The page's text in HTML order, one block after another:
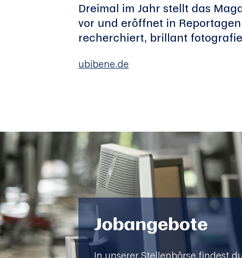
Dreimal im Jahr stellt das
vor und eröffnet in
recherchiert, brillant
ubibene.de
Jobangebote
In unserer Stellenbörse findest